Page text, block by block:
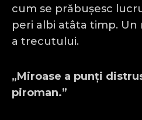
cum se prăbușesc
peri albi atâta timp.
a trecutului.
„Miroase a punți
piroman.”